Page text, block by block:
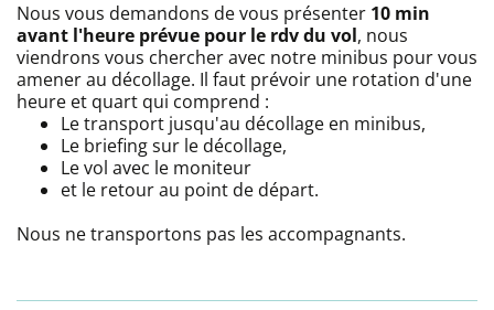
Nous vous demandons de vous présenter 10 min
avant l'heure prévue pour le rdv du vol, nous
viendrons vous chercher avec notre minibus pour vous
amener au décollage. Il faut prévoir une rotation d'une
heure et quart qui comprend :
Le transport jusqu'au décollage en minibus,
Le briefing sur le décollage,
Le vol avec le moniteur
et le retour au point de départ.
Nous ne transportons pas les accompagnants.